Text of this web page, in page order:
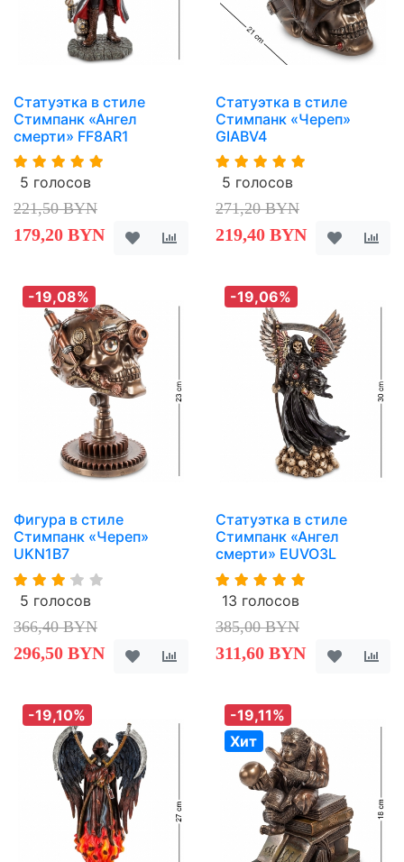
Статуэтка в стиле
Стимпанк «Ангел
смерти» FF8AR1
5 голосов
221,50 BYN
179,20 BYN
Статуэтка в стиле
Стимпанк «Череп»
GIABV4
5 голосов
271,20 BYN
219,40 BYN
-19,08%
Фигура в стиле
Стимпанк «Череп»
UKN1B7
5 голосов
366,40 BYN
296,50 BYN
-19,06%
Статуэтка в стиле
Стимпанк «Ангел
смерти» EUVO3L
13 голосов
385,00 BYN
311,60 BYN
-19,10%
-19,11%
Хит